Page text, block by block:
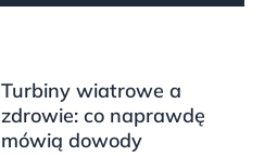
Turbiny wiatrowe a
zdrowie: co naprawdę
mówią dowody